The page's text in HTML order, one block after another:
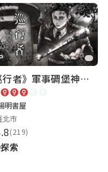
《巡行者》軍事碉堡神秘探索｜陽明書屋實境遊戲
明書屋
北市
(219)
索